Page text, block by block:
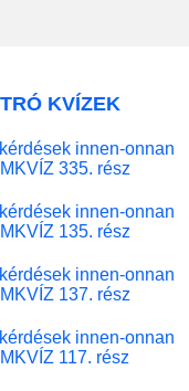
KVÍZEK
innen-onnan
335. rész
innen-onnan
135. rész
innen-onnan
137. rész
innen-onnan
117. rész